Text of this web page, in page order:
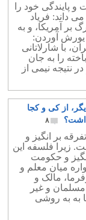
پایندگی خود را
داند: فریاد
بر آمریکا، و به
یورش آوردن:
با شارلاتانی
را به جان
نتیجه نیمی از
از کی و کجا
داشت؟
۸
بر انگیز و
زیرا فلسفه این
و حکومت
میان معلم و
مالک و
و غیر
به به روشی
را به جان هم